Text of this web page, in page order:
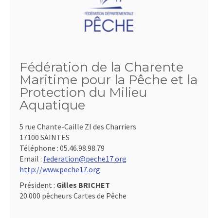
Fédération de la Charente
Maritime pour la Pêche et la
Protection du Milieu
Aquatique
5 rue Chante-Caille ZI des Charriers
17100 SAINTES
Téléphone : 05.46.98.98.79
Email : federation@peche17.org
http://www.peche17.org
Président : Gilles BRICHET
20.000 pêcheurs Cartes de Pêche